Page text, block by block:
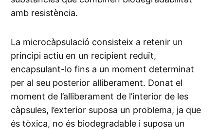
amb resistència.
La microcàpsulació consisteix a retenir un
principi actiu en un recipient reduït,
encapsulant-lo fins a un moment determinat
per al seu posterior alliberament. Donat el
moment de l’alliberament de l’interior de les
càpsules, l’exterior suposa un problema, ja que
és tòxica, no és biodegradable i suposa un